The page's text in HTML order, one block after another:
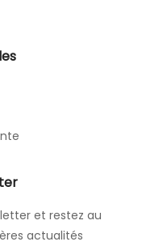
et restez au
actualités